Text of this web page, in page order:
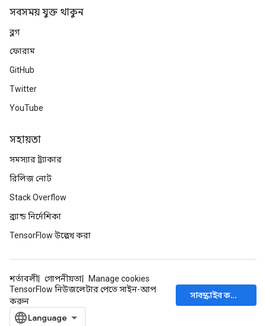
সবসময় যুক্ত থাকুন
ব্লগ
ফোরাম
GitHub
Twitter
YouTube
সহায়তা
সমস্যার ট্র্যাকার
রিলিজ নোট
Stack Overflow
ব্র্যান্ড নির্দেশিকা
TensorFlow উল্লেখ করা
শর্তাবলী গোপনীয়তা
Manage cookies
TensorFlow নিউজলেটার পেতে সাইন-আপ
করুন
সাবস্ক্রাইব করুন